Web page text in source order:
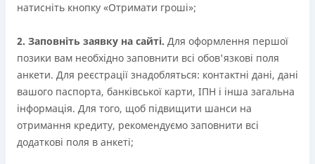
натисніть кнопку «Отримати гроші»;
2. Заповніть заявку на сайті. Для оформлення першої
позики вам необхідно заповнити всі обов'язкові поля
анкети. Для реєстрації знадобляться: контактні дані, дані
вашого паспорта, банківської карти, ІПН і інша загальна
інформація. Для того, щоб підвищити шанси на
отримання кредиту, рекомендуємо заповнити всі
додаткові поля в анкеті;